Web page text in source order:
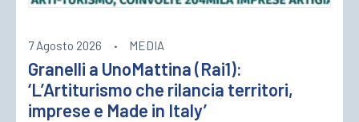
7 Agosto 2026 · MEDIA
Granelli a UnoMattina (Rai1):
‘L’Artiturismo che rilancia territori,
imprese e Made in Italy’